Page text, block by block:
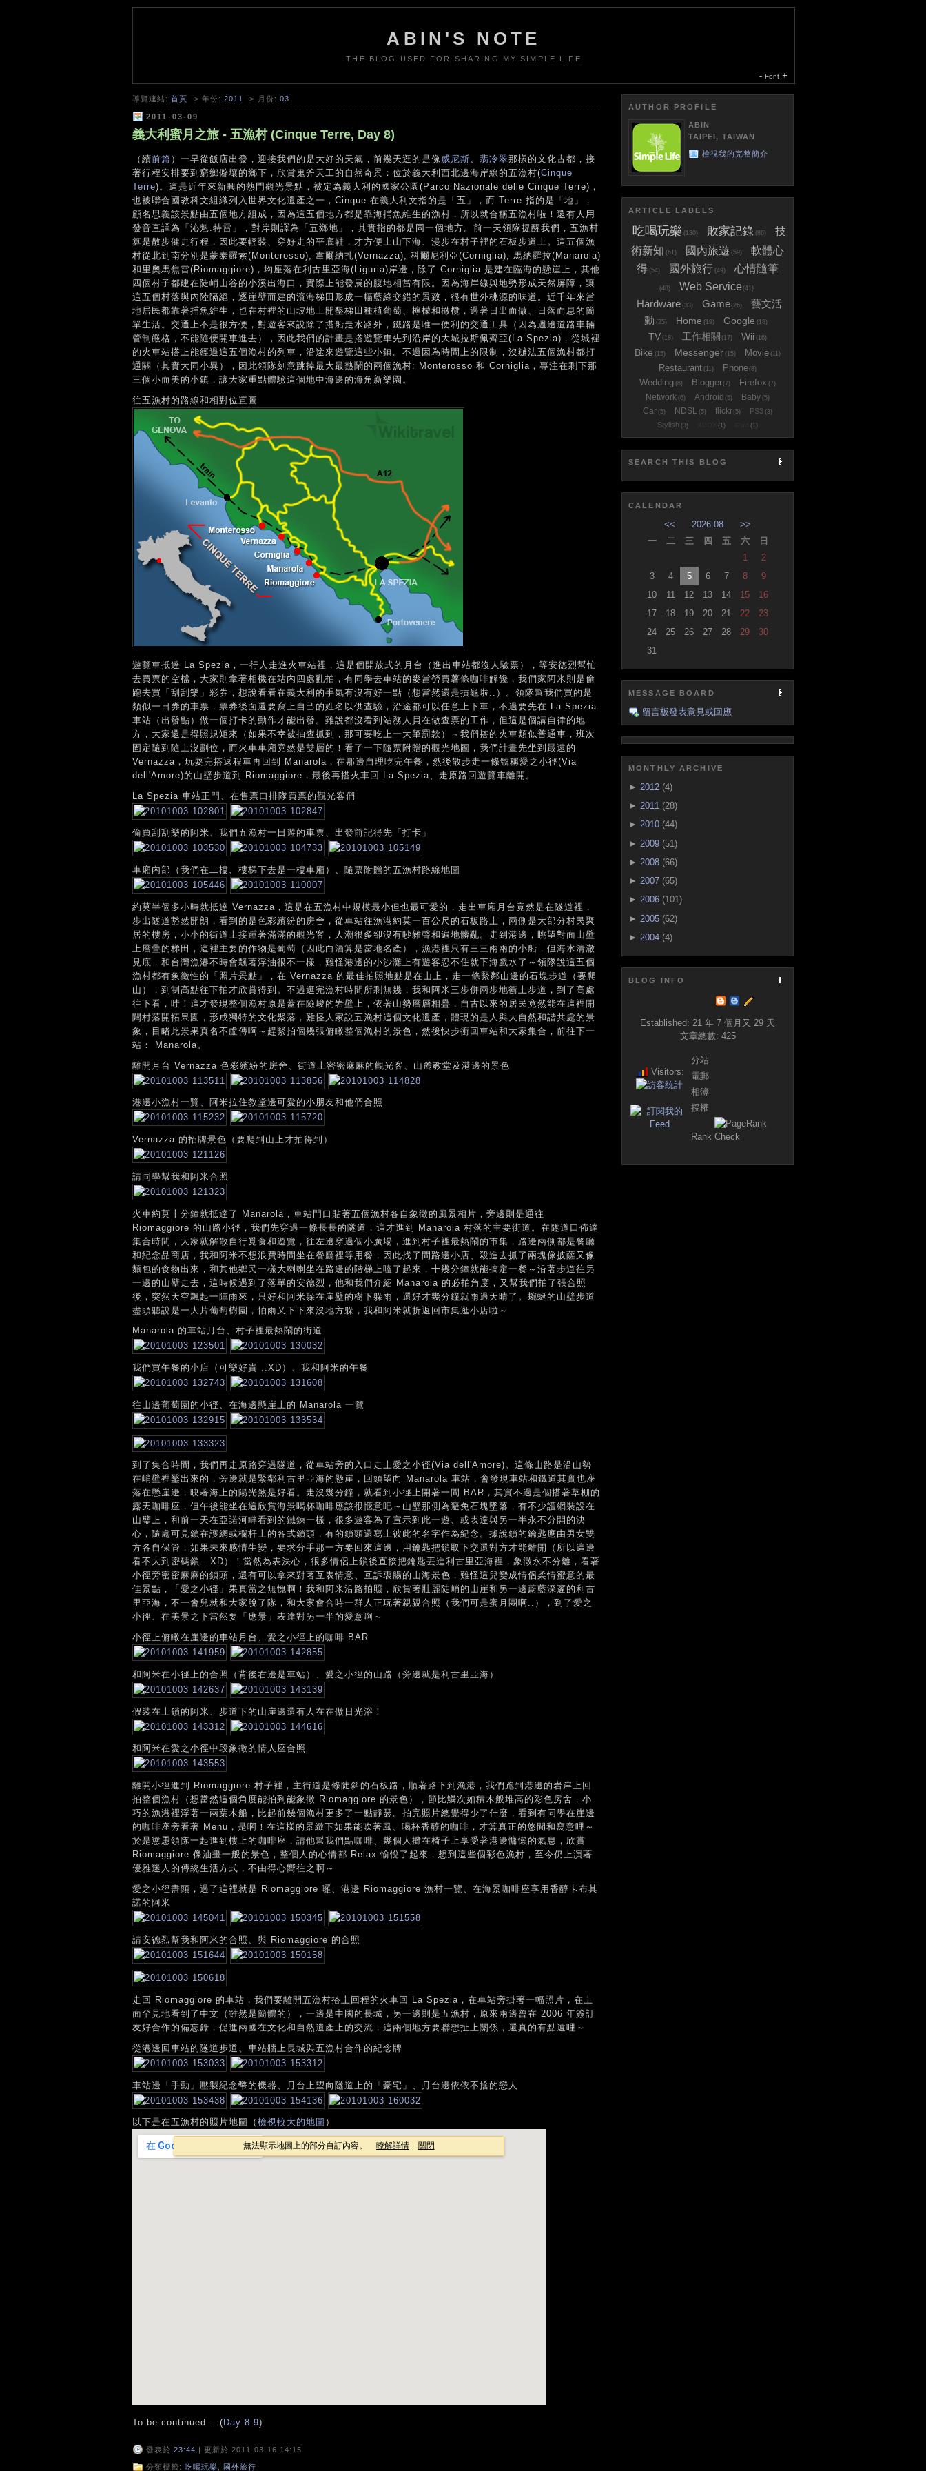
ABIN'S NOTE
THE BLOG USED FOR SHARING MY SIMPLE LIFE
- Font +
導覽連結:首頁 -> 年份:2011 -> 月份: 03
2011-03-09
義大利蜜月之旅 - 五漁村 (Cinque Terre, Day 8)
（續前篇 ）一早從飯店出發，迎接我們的是大好的天氣，前幾天逛的是像威尼斯、 翡冷翠那樣的文化古都，接
著行程安排要到窮鄉僻壤的鄉下，欣賞鬼斧天工的自然奇景：位於義大利西北邊海岸線的五漁村(Cinque
Terre)。這是近年來新興的熱門觀光景點，被定為義大利的國家公園(Parco Nazionale delle Cinque Terre)，
也被聯合國教科文組織列入世界文化遺產之一，Cinque 在義大利文指的是「五」，而 Terre 指的是「地」，
顧名思義該景點由五個地方組成，因為這五個地方都是靠海捕魚維生的漁村，所以就合稱五漁村啦！還有人用
發音直譯為「沁魁.特雷」，對岸則譯為「五鄉地」，其實指的都是同一個地方。前一天領隊提醒我們，五漁村
算是散步健走行程，因此要輕裝、穿好走的平底鞋，才方便上山下海、漫步在村子裡的石板步道上。這五個漁
村從北到南分別是蒙泰羅索(Monterosso), 韋爾納扎(Vernazza), 科爾尼利亞(Corniglia), 馬納羅拉(Manarola)
和里奧馬焦雷(Riomaggiore)，均座落在利古里亞海(Liguria)岸邊，除了 Corniglia 是建在臨海的懸崖上，其他
四個村子都建在陡峭山谷的小溪出海口，實際上能發展的腹地相當有限。因為海岸線與地勢形成天然屏障，讓
這五個村落與內陸隔絕，逐崖壁而建的濱海梯田形成一幅藍綠交錯的景致，很有世外桃源的味道。近千年來當
地居民都靠著捕魚維生，也在村裡的山坡地上開墾梯田種植葡萄、檸檬和橄欖，過著日出而做、日落而息的簡
單生活。交通上不是很方便，對遊客來說除了搭船走水路外，鐵路是唯一便利的交通工具（因為週邊道路車輛
管制嚴格，不能隨便開車進去），因此我們的計畫是搭遊覽車先到沿岸的大城拉斯佩齊亞(La Spezia)，從城裡
的火車站搭上能經過這五個漁村的列車，沿途來遊覽這些小鎮。不過因為時間上的限制，沒辦法五個漁村都打
通關（其實大同小異），因此領隊刻意跳掉最大最熱鬧的兩個漁村: Monterosso 和 Corniglia，專注在剩下那
三個小而美的小鎮，讓大家重點體驗這個地中海邊的海角新樂園。
往五漁村的路線和相對位置圖
遊覽車抵達 La Spezia，一行人走進火車站裡，這是個開放式的月台（進出車站都沒人驗票），等安德烈幫忙
去買票的空檔，大家則拿著相機在站內四處亂拍，有同學去車站的麥當勞買薯條咖啡解饞，我們家阿米則是偷
跑去買「刮刮樂」彩券，想說看看在義大利的手氣有沒有好一點（想當然還是摃龜啦..）。領隊幫我們買的是
類似一日券的車票，票券後面還要寫上自己的姓名以供查驗，沿途都可以任意上下車，不過要先在 La Spezia
車站（出發點）做一個打卡的動作才能出發。雖說都沒看到站務人員在做查票的工作，但這是個講自律的地
方，大家還是得照規矩來（如果不幸被抽查抓到，那可要吃上一大筆罰款）～我們搭的火車類似普通車，班次
固定隨到隨上沒劃位，而火車車廂竟然是雙層的！看了一下隨票附贈的觀光地圖，我們計畫先坐到最遠的
Vernazza，玩耍完搭返程車再回到 Manarola，在那邊自理吃完午餐，然後散步走一條號稱愛之小徑(Via
dell'Amore)的山壁步道到 Riomaggiore，最後再搭火車回 La Spezia、走原路回遊覽車離開。
La Spezia 車站正門、在售票口排隊買票的觀光客們
偷買刮刮樂的阿米、我們五漁村一日遊的車票、出發前記得先「打卡」
車廂內部（我們在二樓、樓梯下去是一樓車廂）、隨票附贈的五漁村路線地圖
約莫半個多小時就抵達 Vernazza，這是在五漁村中規模最小但也最可愛的，走出車廂月台竟然是在隧道裡，
步出隧道豁然開朗，看到的是色彩繽紛的房舍，從車站往漁港約莫一百公尺的石板路上，兩側是大部分村民聚
居的樓房，小小的街道上接踵著滿滿的觀光客，人潮很多卻沒有吵雜聲和遍地髒亂。走到港邊，眺望對面山壁
上層疊的梯田，這裡主要的作物是葡萄（因此白酒算是當地名產），漁港裡只有三三兩兩的小船，但海水清澈
見底，和台灣漁港不時會飄著浮油很不一樣，難怪港邊的小沙灘上有遊客忍不住就下海戲水了～領隊說這五個
漁村都有象徵性的「照片景點」，在 Vernazza 的最佳拍照地點是在山上，走一條緊鄰山邊的石塊步道（要爬
山），到制高點往下拍才欣賞得到。不過逛完漁村時間所剩無幾，我和阿米三步併兩步地衝上步道，到了高處
往下看，哇！這才發現整個漁村原是蓋在險峻的岩壁上，依著山勢層層相疊，自古以來的居民竟然能在這裡開
闢村落開拓果園，形成獨特的文化聚落，難怪人家說五漁村這個文化遺產，體現的是人與大自然和諧共處的景
象，目睹此景果真名不虛傳啊～趕緊拍個幾張俯瞰整個漁村的景色，然後快步衝回車站和大家集合，前往下一
站： Manarola。
離開月台 Vernazza 色彩繽紛的房舍、街道上密密麻麻的觀光客、山麓教堂及港邊的景色
港邊小漁村一覽、阿米拉住教堂邊可愛的小朋友和他們合照
Vernazza 的招牌景色（要爬到山上才拍得到）
請同學幫我和阿米合照
火車約莫十分鐘就抵達了 Manarola，車站門口貼著五個漁村各自象徵的風景相片，旁邊則是通往
Riomaggiore 的山路小徑，我們先穿過一條長長的隧道，這才進到 Manarola 村落的主要街道。在隧道口佈達
集合時間，大家就解散自行覓食和遊覽，往左邊穿過個小廣場，進到村子裡最熱鬧的市集，路邊兩側都是餐廳
和紀念品商店，我和阿米不想浪費時間坐在餐廳裡等用餐，因此找了間路邊小店、殺進去抓了兩塊像披薩又像
麵包的食物出來，和其他鄉民一樣大喇喇坐在路邊的階梯上嗑了起來，十幾分鐘就能搞定一餐～沿著步道往另
一邊的山壁走去，這時候遇到了落單的安德烈，他和我們介紹 Manarola 的必拍角度，又幫我們拍了張合照
後，突然天空飄起一陣雨來，只好和阿米躲在崖壁的樹下躲雨，還好才幾分鐘就雨過天晴了。蜿蜒的山壁步道
盡頭聽說是一大片葡萄樹園，怕雨又下下來沒地方躲，我和阿米就折返回市集逛小店啦～
Manarola 的車站月台、村子裡最熱鬧的街道
我們買午餐的小店（可樂好貴 ..XD）、我和阿米的午餐
往山邊葡萄園的小徑、在海邊懸崖上的 Manarola 一覽
到了集合時間，我們再走原路穿過隧道，從車站旁的入口走上愛之小徑(Via dell'Amore)。這條山路是沿山勢
在峭壁裡鑿出來的，旁邊就是緊鄰利古里亞海的懸崖，回頭望向 Manarola 車站，會發現車站和鐵道其實也座
落在懸崖邊，映著海上的陽光煞是好看。走沒幾分鐘，就看到小徑上開著一間 BAR，其實不過是個搭著草棚的
露天咖啡座，但午後能坐在這欣賞海景喝杯咖啡應該很愜意吧～山壁那側為避免石塊墜落，有不少護網裝設在
山璧上，和前一天在亞諾河畔看到的鐵鍊一樣，很多遊客為了宣示到此一遊、或表達與另一半永不分開的決
心，隨處可見鎖在護網或欄杆上的各式鎖頭，有的鎖頭還寫上彼此的名字作為紀念。據說鎖的鑰匙應由男女雙
方各自保管，如果未來感情生變，要求分手那一方要回來這邊，用鑰匙把鎖取下交還對方才能離開（所以這邊
看不大到密碼鎖.. XD）！當然為表決心，很多情侶上鎖後直接把鑰匙丟進利古里亞海裡，象徵永不分離，看著
小徑旁密密麻麻的鎖頭，還有可以拿來對著互表情意、互訴衷腸的山海景色，難怪這兒變成情侶柔情蜜意的最
佳景點，「愛之小徑」果真當之無愧啊！我和阿米沿路拍照，欣賞著壯麗陡峭的山崖和另一邊蔚藍深邃的利古
里亞海，不一會兒就和大家脫了隊，和大家會合時一群人正玩著親親合照（我們可是蜜月團啊..），到了愛之
小徑、在美景之下當然要「應景」表達對另一半的愛意啊～
小徑上俯瞰在崖邊的車站月台、愛之小徑上的咖啡 BAR
和阿米在小徑上的合照（背後右邊是車站）、愛之小徑的山路（旁邊就是利古里亞海）
假裝在上鎖的阿米、步道下的山崖邊還有人在在做日光浴！
和阿米在愛之小徑中段象徵的情人座合照
離開小徑進到 Riomaggiore 村子裡，主街道是條陡斜的石板路，順著路下到漁港，我們跑到港邊的岩岸上回
拍整個漁村（想當然這個角度能拍到能象徵 Riomaggiore 的景色），節比鱗次如積木般堆高的彩色房舍，小
巧的漁港裡浮著一兩葉木船，比起前幾個漁村更多了一點靜瑟。拍完照片總覺得少了什麼，看到有同學在崖邊
的咖啡座旁看著 Menu，是啊！在這樣的景緻下如果能吹著風、喝杯香醇的咖啡，才算真正的悠閒和寫意哩～
於是慫恿領隊一起進到樓上的咖啡座，請他幫我們點咖啡、幾個人攤在椅子上享受著港邊慵懶的氣息，欣賞
Riomaggiore 像油畫一般的景色，整個人的心情都 Relax 愉悅了起來，想到這些個彩色漁村，至今仍上演著
優雅迷人的傳統生活方式，不由得心嚮往之啊～
愛之小徑盡頭，過了這裡就是 Riomaggiore 囉、港邊 Riomaggiore 漁村一覽、在海景咖啡座享用香醇卡布其
諾的阿米
請安德烈幫我和阿米的合照、與 Riomaggiore 的合照
走回 Riomaggiore 的車站，我們要離開五漁村搭上回程的火車回 La Spezia，在車站旁掛著一幅照片，在上
面罕見地看到了中文（雖然是簡體的），一邊是中國的長城，另一邊則是五漁村，原來兩邊曾在 2006 年簽訂
友好合作的備忘錄，促進兩國在文化和自然遺產上的交流，這兩個地方要聯想扯上關係，還真的有點遠哩～
從港邊回車站的隧道步道、車站牆上長城與五漁村合作的紀念牌
車站邊「手動」壓製紀念幣的機器、月台上望向隧道上的「豪宅」、月台邊依依不捨的戀人
以下是在五漁村的照片地圖（ 檢視較大的地圖 ）
To be continued ...( Day 8-9)
發表於 23:44 | 更新於 2011-03-16 14:15
分類標籤: 吃喝玩樂 國外旅行
AUTHOR PROFILE
ABIN
TAIPEI, TAIWAN
檢視我的完整簡介
ARTICLE LABELS
吃喝玩樂 (130) 敗家記錄 (86)
技
術新知 (61) 國內旅遊 (59)
軟體心
得 (54) 國外旅行 (49) 心情隨筆
(48) Web Service (41)
Hardware (33) Game(26)
藝文活
動 (25) Home (19) Google (18)
TV (18) 工作相關 (17) Wii (16)
Bike (15) Messenger (15) Movie (11)
Restaurant (11) Phone(8)
Wedding (8) Blogger(7) Firefox (7)
Network (6) Android (5) Baby (5)
Car (5) NDSL (5) flickr(5) PS3 (3)
Stylish (3) (1) (1)
SEARCH THIS BLOG
CALENDAR
<< 2026-08
>>
一
二 三 四 五 六
日
1
2
3
4 5 6 7 8
9
10
11 12 13 14 15
16
17
18 19 20 21 22
23
24
25 26 27 28 29
30
31
MESSAGE BOARD
留言板發表意見或回應
MONTHLY ARCHIVE
► 2012 (4)
► 2011 (28)
► 2010 (44)
► 2009 (51)
► 2008 (66)
► 2007 (65)
► 2006 (101)
► 2005 (62)
► 2004 (4)
BLOG INFO
Established: 21 年 7 個月又 29 天
文章總數: 425
Visitors:
分站
電郵
相簿
授權
Rank